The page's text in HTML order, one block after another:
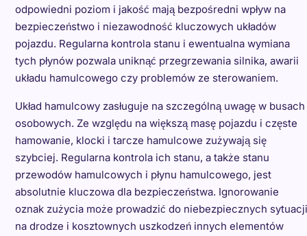
odpowiedni poziom i jakość mają bezpośredni wpływ na
bezpieczeństwo i niezawodność kluczowych układów
pojazdu. Regularna kontrola stanu i ewentualna wymiana
tych płynów pozwala uniknąć przegrzewania silnika, awarii
układu hamulcowego czy problemów ze sterowaniem.
Układ hamulcowy zasługuje na szczególną uwagę w busach
osobowych. Ze względu na większą masę pojazdu i częste
hamowanie, klocki i tarcze hamulcowe zużywają się
szybciej. Regularna kontrola ich stanu, a także stanu
przewodów hamulcowych i płynu hamulcowego, jest
absolutnie kluczowa dla bezpieczeństwa. Ignorowanie
oznak zużycia może prowadzić do niebezpiecznych sytuacji
na drodze i kosztownych uszkodzeń innych elementów